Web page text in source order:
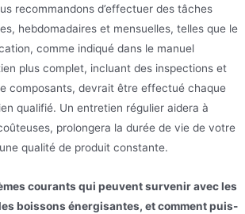
recommandons d’effectuer des tâches
hebdomadaires et mensuelles, telles que le
comme indiqué dans le manuel
plus complet, incluant des inspections et
composants, devrait être effectué chaque
qualifié. Un entretien régulier aidera à
prolongera la durée de vie de votre
qualité de produit constante.
courants qui peuvent survenir avec les
boissons énergisantes, et comment puis-